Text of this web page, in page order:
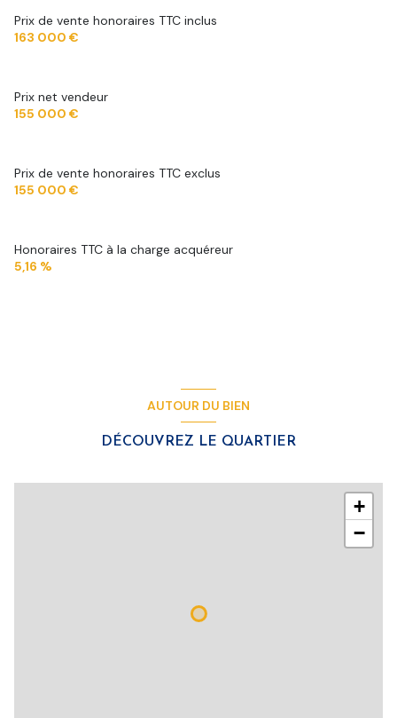
Prix de vente honoraires TTC inclus
163 000 €
Prix net vendeur
155 000 €
Prix de vente honoraires TTC exclus
155 000 €
Honoraires TTC à la charge acquéreur
5,16 %
AUTOUR DU BIEN
DÉCOUVREZ LE QUARTIER
+
−